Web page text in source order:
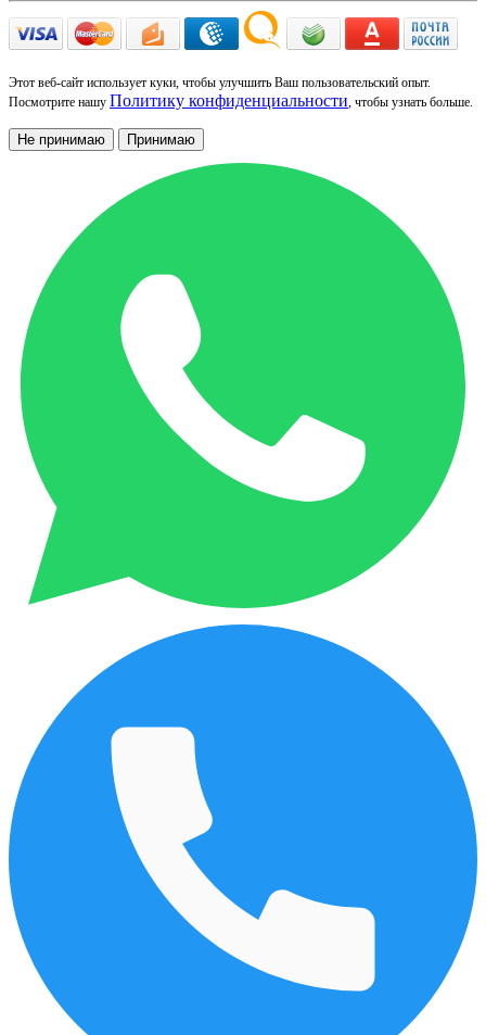
Этот веб-сайт использует куки, чтобы улучшить Ваш пользовательский опыт.
Посмотрите нашу Политику конфиденциальности, чтобы узнать больше.
Не принимаю Принимаю